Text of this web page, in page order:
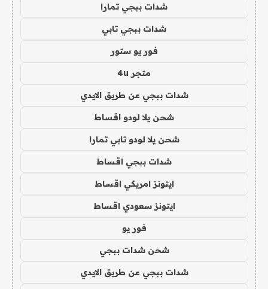
شدات ببجي تمارا
شدات ببجي تابي
فور يو ستور
متجر 4u
شدات ببجي عن طريق الايدي
شحن يلا لودو اقساط
شحن يلا لودو تابي تمارا
شدات ببجي اقساط
ايتونز امريكي اقساط
ايتونز سعودي اقساط
فور يو
شحن شدات ببجي
شدات ببجي عن طريق الايدي